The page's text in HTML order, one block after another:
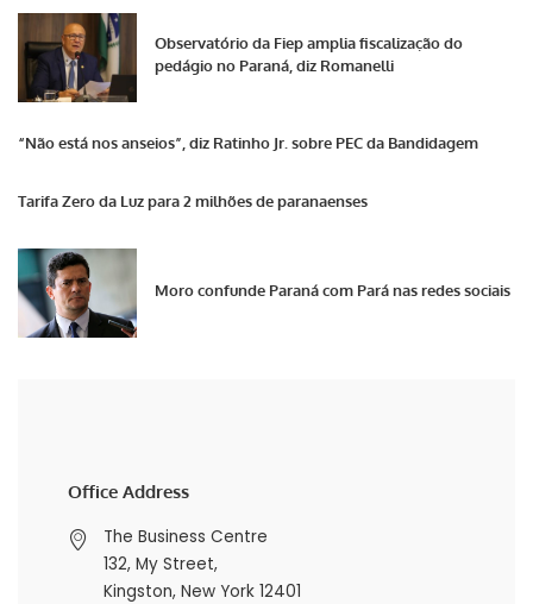
Observatório da Fiep amplia fiscalização do
pedágio no Paraná, diz Romanelli
“Não está nos anseios”, diz Ratinho Jr. sobre PEC da Bandidagem
Tarifa Zero da Luz para 2 milhões de paranaenses
Moro confunde Paraná com Pará nas redes sociais
Office Address
The Business Centre
132, My Street,
Kingston, New York 12401